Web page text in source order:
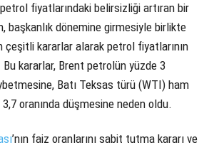
fiyatlarındaki belirsizliği artıran bir
başkanlık dönemine girmesiyle birlikte
çeşitli kararlar alarak petrol fiyatlarının
kararlar, Brent petrolün yüzde 3
Batı Teksas türü (WTI) ham
oranında düşmesine neden oldu.
’nın faiz oranlarını sabit tutma kararı ve